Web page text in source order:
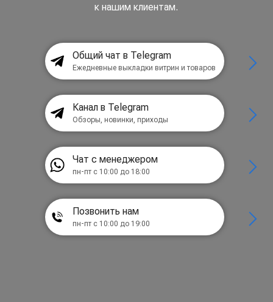
к нашим клиентам.
Общий чат в Telegram
Ежедневные выкладки витрин и товаров
Канал в Telegram
Обзоры, новинки, приходы
Чат с менеджером
пн-пт с 10:00 до 18:00
Позвонить нам
пн-пт с 10:00 до 19:00